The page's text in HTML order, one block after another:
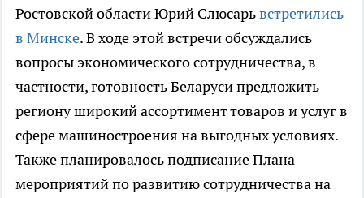
Ростовской области Юрий Слюсарьвстретились
в Минске. В ходе этой встречи обсуждались
вопросы экономического сотрудничества, в
частности, готовность Беларуси предложить
региону широкий ассортимент товаров и услуг в
сфере машиностроения на выгодных условиях.
Также планировалось подписание Плана
мероприятий по развитию сотрудничества на